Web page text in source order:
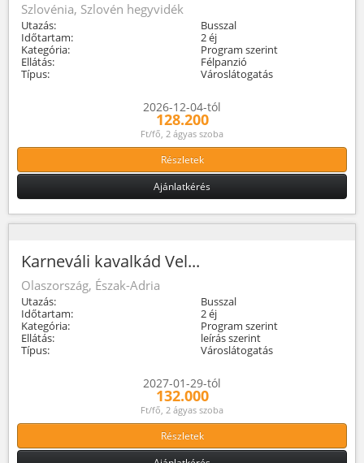
Szlovénia, Szlovén hegyvidék
Utazás:
Busszal
Időtartam:
2 éj
Kategória:
Program szerint
Ellátás:
Félpanzió
Típus:
Városlátogatás
2026-12-04-tól
128.200
Ft/fő, 2 ágyas szoba
Részletek
Ajánlatkérés
Karneváli kavalkád Vel...
Olaszország, Észak-Adria
Utazás:
Busszal
Időtartam:
2 éj
Kategória:
Program szerint
Ellátás:
leírás szerint
Típus:
Városlátogatás
2027-01-29-tól
132.000
Ft/fő, 2 ágyas szoba
Részletek